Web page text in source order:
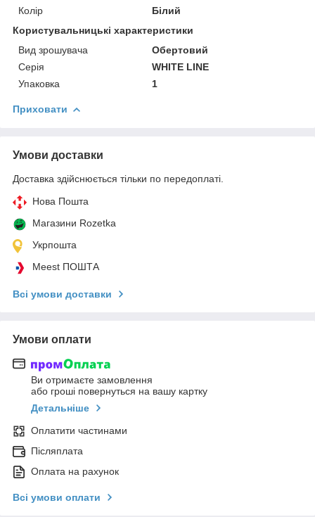
Колір
Білий
Користувальницькі характеристики
Вид зрошувача
Обертовий
Серія
WHITE LINE
Упаковка
1
Приховати
Умови доставки
Доставка здійснюється тільки по передоплаті.
Нова Пошта
Магазини Rozetka
Укрпошта
Meest ПОШТА
Всі умови доставки
Умови оплати
Ви отримаєте замовлення
або гроші повернуться на вашу картку
Детальніше
Оплатити частинами
Післяплата
Оплата на рахунок
Всі умови оплати